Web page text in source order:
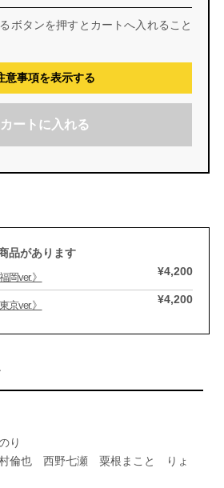
ボタンを押すとカートへ入れること
意事項を表示する
カートに入れる
品があります
岡ver.》 ¥4,200
京ver.》 ¥4,200
り
村倫也 西野七瀬 粟根まこと りょ